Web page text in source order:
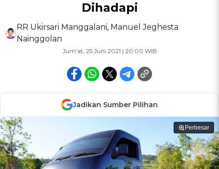
Dihadapi
RR Ukirsari Manggalani, Manuel Jeghesta
Nainggolan
Jum'at, 25 Juni 2021 | 20:00 WIB
Jadikan Sumber Pilihan
Perbesar